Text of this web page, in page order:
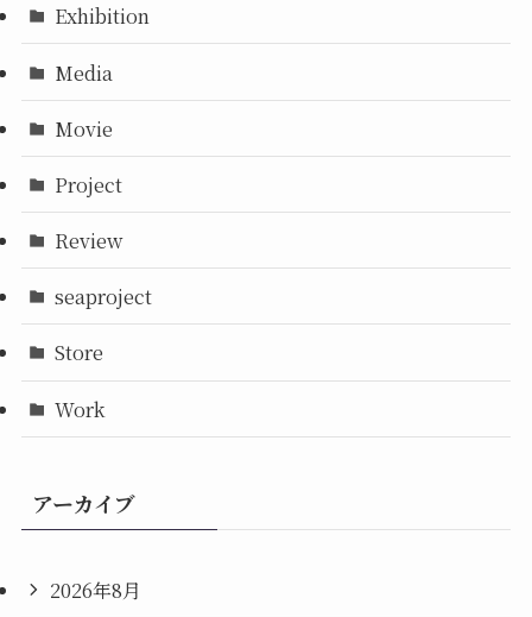
Exhibition
Media
Movie
Project
Review
seaproject
Store
Work
アーカイブ
2026年8月